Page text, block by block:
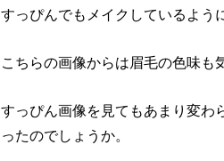
すっぴんでもメイクしているよう
こちらの画像からは眉毛の色味も
すっぴん画像を見てもあまり変わ
ったのでしょうか。